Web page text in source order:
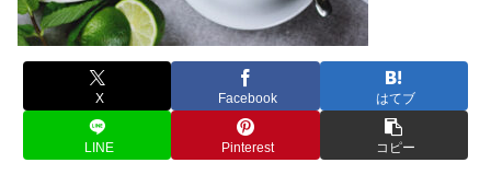
X Facebook はてブ
LINE Pinterest コピー